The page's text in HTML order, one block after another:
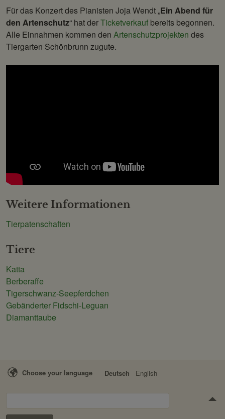
Für das Konzert des Pianisten Joja Wendt „Ein Abend für
den Artenschutz“ hat derTicketverkauf bereits begonnen.
Alle Einnahmen kommen den Artenschutzprojekten des
Tiergarten Schönbrunn zugute.
Weitere Informationen
Tierpatenschaften
Tiere
Katta
Berberaffe
Tigerschwanz-Seepferdchen
Gebänderter Fidschi-Leguan
Diamanttaube
Choose your language Deutsch English